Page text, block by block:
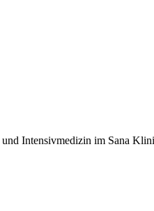
Intensivmedizin im Sana